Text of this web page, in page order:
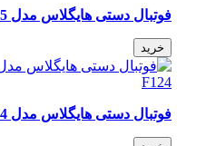
فوتبال دستی هایگلاس مدل F125
فوتبال دستی هایگلاس مدل F124